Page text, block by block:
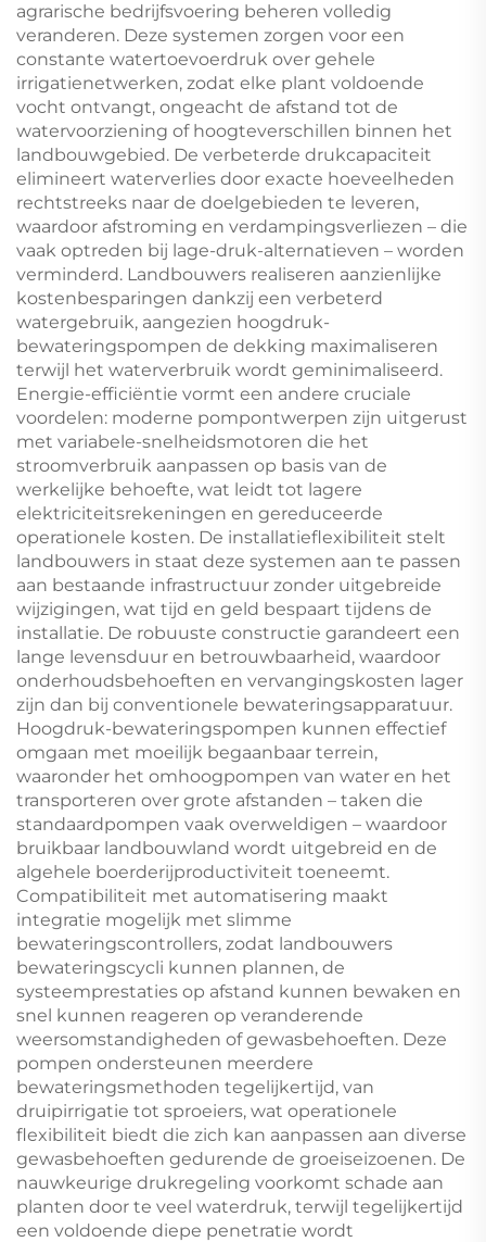
agrarische bedrijfsvoering beheren volledig
veranderen. Deze systemen zorgen voor een
constante watertoevoerdruk over gehele
irrigatienetwerken, zodat elke plant voldoende
vocht ontvangt, ongeacht de afstand tot de
watervoorziening of hoogteverschillen binnen het
landbouwgebied. De verbeterde drukcapaciteit
elimineert waterverlies door exacte hoeveelheden
rechtstreeks naar de doelgebieden te leveren,
waardoor afstroming en verdampingsverliezen – die
vaak optreden bij lage-druk-alternatieven – worden
verminderd. Landbouwers realiseren aanzienlijke
kostenbesparingen dankzij een verbeterd
watergebruik, aangezien hoogdruk-
bewateringspompen de dekking maximaliseren
terwijl het waterverbruik wordt geminimaliseerd.
Energie-efficiëntie vormt een andere cruciale
voordelen: moderne pompontwerpen zijn uitgerust
met variabele-snelheidsmotoren die het
stroomverbruik aanpassen op basis van de
werkelijke behoefte, wat leidt tot lagere
elektriciteitsrekeningen en gereduceerde
operationele kosten. De installatieflexibiliteit stelt
landbouwers in staat deze systemen aan te passen
aan bestaande infrastructuur zonder uitgebreide
wijzigingen, wat tijd en geld bespaart tijdens de
installatie. De robuuste constructie garandeert een
lange levensduur en betrouwbaarheid, waardoor
onderhoudsbehoeften en vervangingskosten lager
zijn dan bij conventionele bewateringsapparatuur.
Hoogdruk-bewateringspompen kunnen effectief
omgaan met moeilijk begaanbaar terrein,
waaronder het omhoogpompen van water en het
transporteren over grote afstanden – taken die
standaardpompen vaak overweldigen – waardoor
bruikbaar landbouwland wordt uitgebreid en de
algehele boerderijproductiviteit toeneemt.
Compatibiliteit met automatisering maakt
integratie mogelijk met slimme
bewateringscontrollers, zodat landbouwers
bewateringscycli kunnen plannen, de
systeemprestaties op afstand kunnen bewaken en
snel kunnen reageren op veranderende
weersomstandigheden of gewasbehoeften. Deze
pompen ondersteunen meerdere
bewateringsmethoden tegelijkertijd, van
druipirrigatie tot sproeiers, wat operationele
flexibiliteit biedt die zich kan aanpassen aan diverse
gewasbehoeften gedurende de groeiseizoenen. De
nauwkeurige drukregeling voorkomt schade aan
planten door te veel waterdruk, terwijl tegelijkertijd
een voldoende diepe penetratie wordt